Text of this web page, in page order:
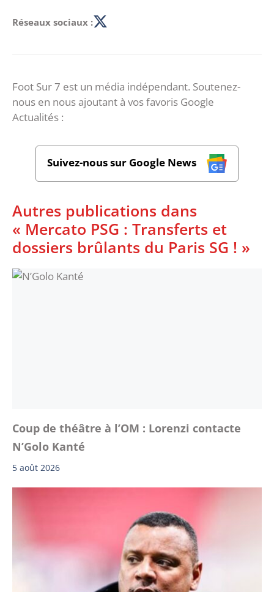
Réseaux sociaux :
Foot Sur 7 est un média indépendant. Soutenez-
nous en nous ajoutant à vos favoris Google
Actualités :
Suivez-nous sur Google News
Autres publications dans
« Mercato PSG : Transferts et
dossiers brûlants du Paris SG ! »
Coup de théâtre à l’OM : Lorenzi contacte
N’Golo Kanté
5 août 2026